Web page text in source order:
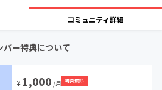
コミュニティ詳細
バー特典について
¥1,000 /月 初月無料